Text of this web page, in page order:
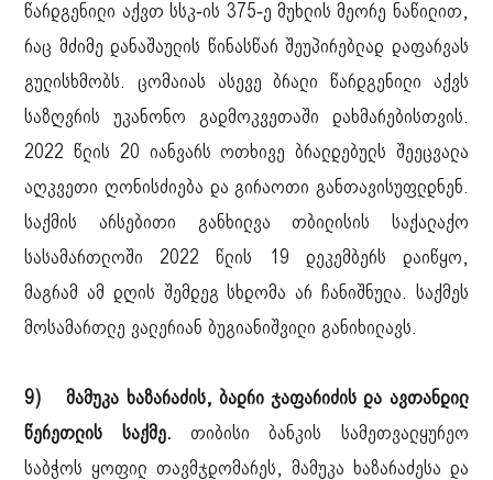
წარდგენილი აქვთ სსკ-ის 375-ე მუხლის მეორე ნაწილით,
რაც მძიმე დანაშაულის წინასწარ შეუპირებლად დაფარვას
გულისხმობს. ცომაიას ასევე ბრალი წარდგენილი აქვს
საზღვრის უკანონო გადმოკვეთაში დახმარებისთვის.
2022 წლის 20 იანვარს ოთხივე ბრალდებულს შეეცვალა
აღკვეთი ღონისძიება და გირაოთი განთავისუფლდნენ.
საქმის არსებითი განხილვა თბილისის საქალაქო
სასამართლოში 2022 წლის 19 დეკემბერს დაიწყო,
მაგრამ ამ დღის შემდეგ სხდომა არ ჩანიშნულა. საქმეს
მოსამართლე ვალერიან ბუგიანიშვილი განიხილავს.
9) მამუკა ხაზარაძის, ბადრი ჯაფარიძის და ავთანდილ
წერეთლის საქმე. თიბისი ბანკის სამეთვალყურეო
საბჭოს ყოფილ თავმჯდომარეს, მამუკა ხაზარაძესა და